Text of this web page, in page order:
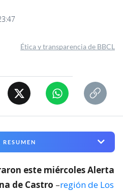
Ética y transparencia de BBCL
RESUMEN
este miércoles Alerta
de Castro –región de Los